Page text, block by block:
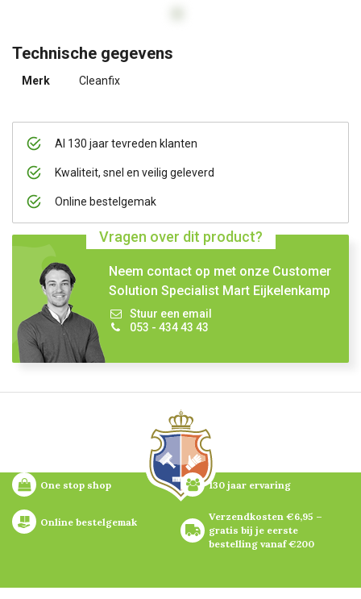
Al 130 jaar tevreden klanten
Kwaliteit, snel en veilig geleverd
Online bestelgemak
Vragen over dit product?
Neem contact op met onze Customer
Solution Specialist Mart Eijkelenkamp
Stuur een email
053 - 434 43 43
Technische gegevens
Merk Cleanfix
One stop shop 130 jaar ervaring
Online bestelgemak
Verzendkosten €6,95 –
gratis bij je eerste
bestelling vanaf €200